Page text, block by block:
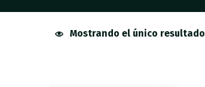
Mostrando el único resultado